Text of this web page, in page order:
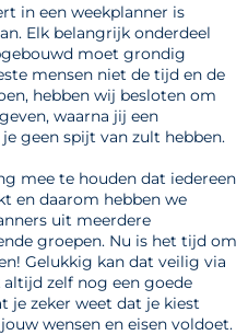
in een weekplanner is
Elk belangrijk onderdeel
moet grondig
mensen niet de tijd en de
hebben wij besloten om
waarna jij een
geen spijt van zult hebben.
mee te houden dat iedereen
en daarom hebben we
uit meerdere
groepen. Nu is het tijd om
Gelukkig kan dat veilig via
zelf nog een goede
je zeker weet dat je kiest
wensen en eisen voldoet.